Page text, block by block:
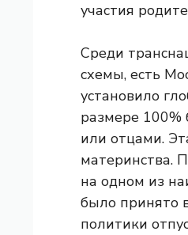
участия
Среди
схемы, есть
установило
размере 100%
или отцами.
материнства.
на одном из
было принято
политики